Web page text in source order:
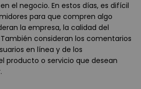
el negocio. En estos días, es difícil
para que compren algo
la empresa, la calidad del
consideran los comentarios
en línea y de los
producto o servicio que desean